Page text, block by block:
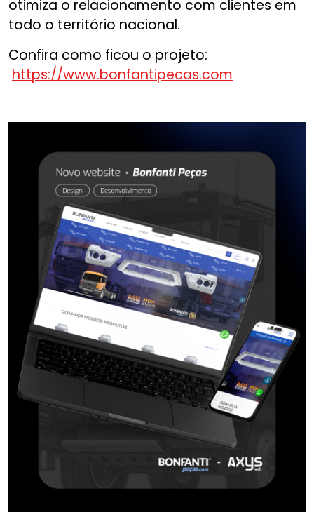
otimiza o relacionamento com clientes em
todo o território nacional.
Confira como ficou o projeto:
https://www.bonfantipecas.com